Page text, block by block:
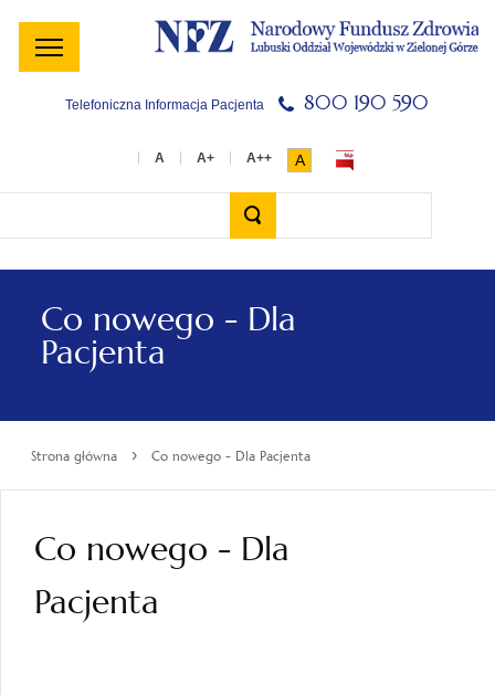
Menu
główne
Menu
lewe
Treść
główna
Szukaj
w
serwisie
Stopka
Telefoniczna Informacja Pacjenta 800 190 590
A
Co nowego - Dla
Pacjenta
Strona główna › Co nowego - Dla Pacjenta
Co nowego - Dla
Pacjenta